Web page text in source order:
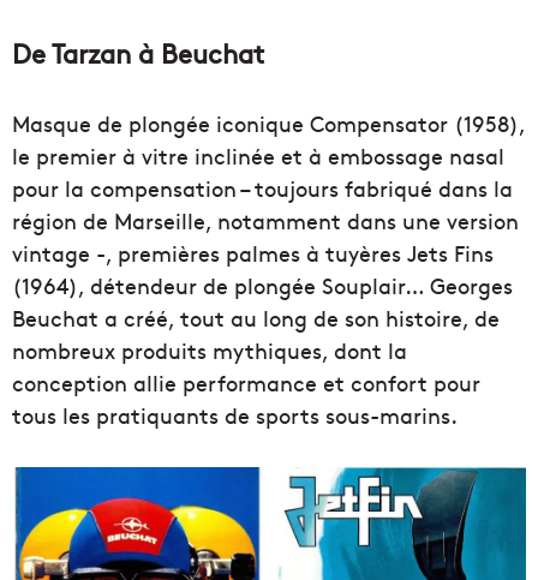
De Tarzan à Beuchat
Masque de plongée iconique Compensator (1958),
le premier à vitre inclinée et à embossage nasal
pour la compensation – toujours fabriqué dans la
région de Marseille, notamment dans une version
vintage -, premières palmes à tuyères Jets Fins
(1964), détendeur de plongée Souplair… Georges
Beuchat a créé, tout au long de son histoire, de
nombreux produits mythiques, dont la
conception allie performance et confort pour
tous les pratiquants de sports sous-marins.